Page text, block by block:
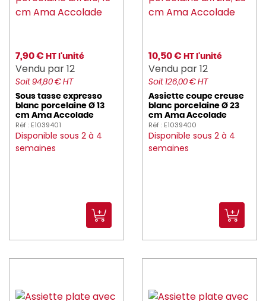
7,90 € HT l'unité
Vendu par 12
Soit 94,80 € HT
Sous tasse expresso
blanc porcelaine Ø 13
cm Ama Accolade
Réf : E1039401
Disponible sous 2 à 4
semaines
10,50 € HT l'unité
Vendu par 12
Soit 126,00 € HT
Assiette coupe creuse
blanc porcelaine Ø 23
cm Ama Accolade
Réf : E1039400
Disponible sous 2 à 4
semaines